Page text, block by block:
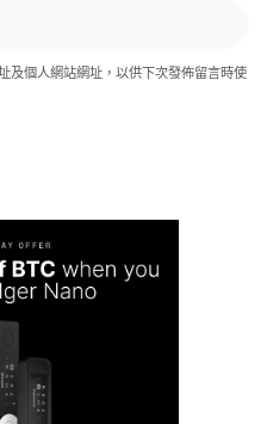
及個人網站網址，以供下次發佈留言時使